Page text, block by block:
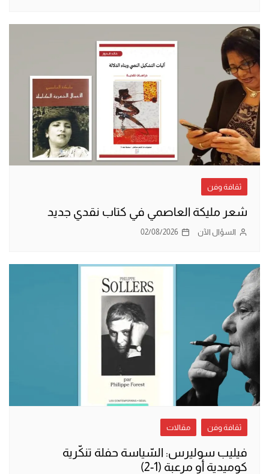
ثقافة وفن
شعر مليكة العاصمي في كتاب نقدي جديد
السؤال الآن 02/08/2026
ثقافة وفن مقالات
فيليب سوليرس: السّياسة حفلة تنكّرية
كوميدية أو مرعبة (1-2)